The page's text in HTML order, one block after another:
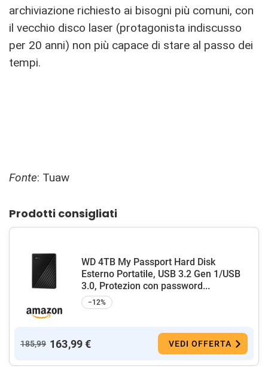
archiviazione richiesto ai bisogni più comuni, con
il vecchio disco laser (protagonista indiscusso
per 20 anni) non più capace di stare al passo dei
tempi.
Fonte: Tuaw
Prodotti consigliati
WD 4TB My Passport Hard Disk
Esterno Portatile, USB 3.2 Gen 1/USB
3.0, Protezion con password...
−12%
185,99 163,99 € VEDI OFFERTA